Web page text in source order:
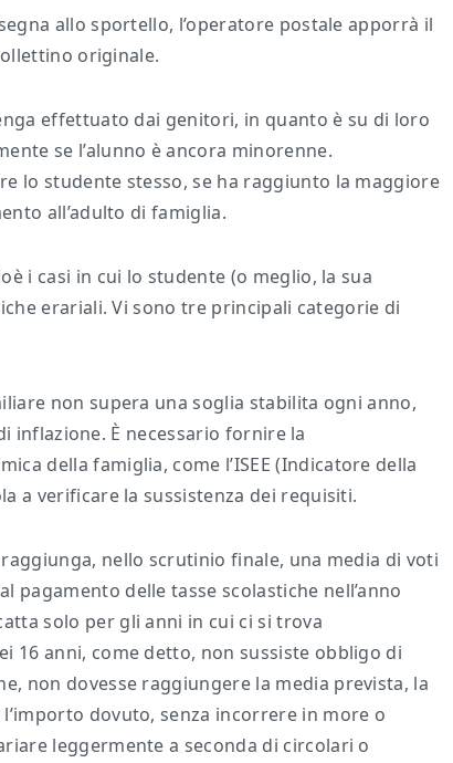
allo sportello, l’operatore postale apporrà il
originale.
effettuato dai genitori, in quanto è su di loro
se l’alunno è ancora minorenne.
lo studente stesso, se ha raggiunto la maggiore
all’adulto di famiglia.
i casi in cui lo studente (o meglio, la sua
erariali. Vi sono tre principali categorie di
non supera una soglia stabilita ogni anno,
inflazione. È necessario fornire la
della famiglia, come l’ISEE (Indicatore della
a verificare la sussistenza dei requisiti.
nello scrutinio finale, una media di voti
pagamento delle tasse scolastiche nell’anno
solo per gli anni in cui ci si trova
16 anni, come detto, non sussiste obbligo di
non dovesse raggiungere la media prevista, la
dovuto, senza incorrere in more o
leggermente a seconda di circolari o